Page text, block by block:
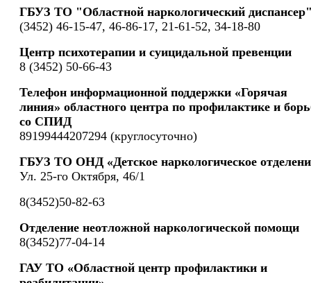
ГБУЗ ТО "Областной наркологический
(3452) 46-15-47, 46-86-17, 21-61-52, 34-18-80
Центр психотерапии и суицидальной превенции
8 (3452) 50-66-43
Телефон информационной поддержки «Горячая
линия» областного центра по профилактике и
со СПИД
89199444207294 (круглосуточно)
ГБУЗ ТО ОНД «Детское наркологическое
Ул. 25-го Октября, 46/1
8(3452)50-82-63
Отделение неотложной наркологической помощи
8(3452)77-04-14
ГАУ ТО «Областной центр профилактики и